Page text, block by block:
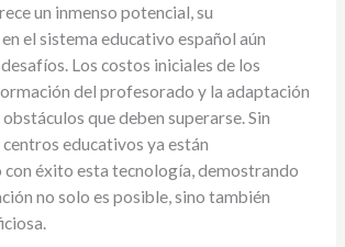
un inmenso potencial, su
el sistema educativo español aún
Los costos iniciales de los
del profesorado y la adaptación
que deben superarse. Sin
educativos ya están
éxito esta tecnología, demostrando
no solo es posible, sino también